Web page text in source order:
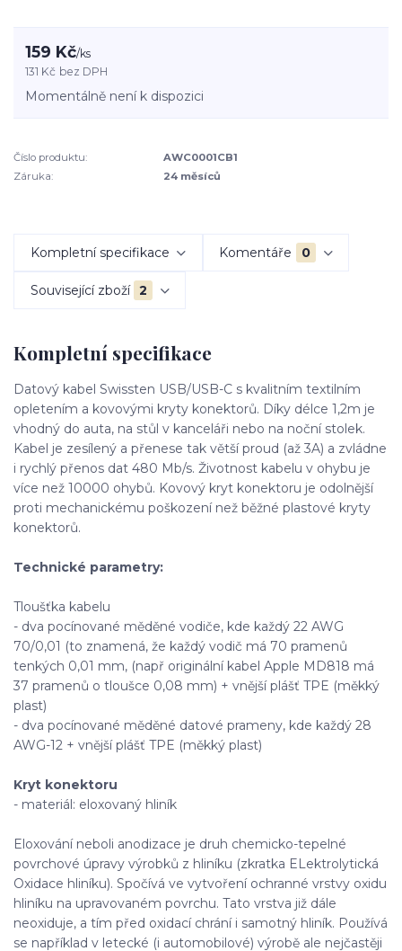
159 Kč/ks
131 Kč bez DPH
Momentálně není k dispozici
Číslo produktu:
AWC0001CB1
Záruka:
24 měsíců
Kompletní specifikace Komentáře 0
Související zboží 2
Kompletní specifikace
Datový kabel Swissten USB/USB-C s kvalitním textilním
opletením a kovovými kryty konektorů. Díky délce 1,2m je
vhodný do auta, na stůl v kanceláři nebo na noční stolek.
Kabel je zesílený a přenese tak větší proud (až 3A) a zvládne
i rychlý přenos dat 480 Mb/s. Životnost kabelu v ohybu je
více než 10000 ohybů. Kovový kryt konektoru je odolnější
proti mechanickému poškození než běžné plastové kryty
konektorů.
Technické parametry:
Tloušťka kabelu
- dva pocínované měděné vodiče, kde každý 22 AWG
70/0,01 (to znamená, že každý vodič má 70 pramenů
tenkých 0,01 mm, (např originální kabel Apple MD818 má
37 pramenů o tloušce 0,08 mm) + vnější plášť TPE (měkký
plast)
- dva pocínované měděné datové prameny, kde každý 28
AWG-12 + vnější plášť TPE (měkký plast)
Kryt konektoru
- materiál: eloxovaný hliník
Eloxování neboli anodizace je druh chemicko-tepelné
povrchové úpravy výrobků z hliníku (zkratka ELektrolytická
Oxidace hliníku). Spočívá ve vytvoření ochranné vrstvy oxidu
hliníku na upravovaném povrchu. Tato vrstva již dále
neoxiduje, a tím před oxidací chrání i samotný hliník. Používá
se například v letecké (i automobilové) výrobě ale nejčastěji